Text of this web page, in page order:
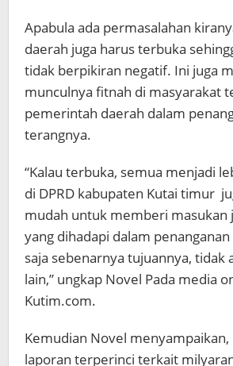
Apabula ada permasalahan
daerah juga harus terbuka
tidak berpikiran negatif. Ini juga
munculnya fitnah di masyarakat
pemerintah daerah dalam
terangnya.
“Kalau terbuka, semua menjadi
di DPRD kabupaten Kutai timur
mudah untuk memberi masukan
yang dihadapi dalam
saja sebenarnya tujuannya, tidak
lain,” ungkap Novel Pada media
Kutim.com.
Kemudian Novel menyampaikan,
laporan terperinci terkait